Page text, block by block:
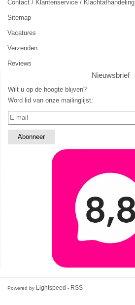
Contact / Klantenservice / Klachtafhandeling
Sitemap
Vacatures
Verzenden
Reviews
Nieuwsbrief
Wilt u op de hoogte blijven?
Word lid van onze mailinglijst:
Powered by Lightspeed - RSS